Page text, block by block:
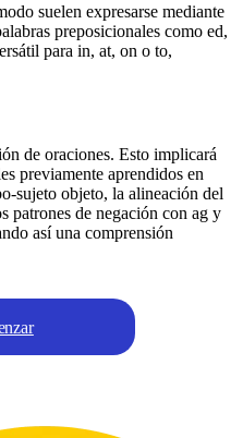
suelen expresarse mediante
preposicionales como ed,
para in, at, on o to,
de oraciones. Esto implicará
previamente aprendidos en
sujeto objeto, la alineación del
patrones de negación con ag y
así una comprensión